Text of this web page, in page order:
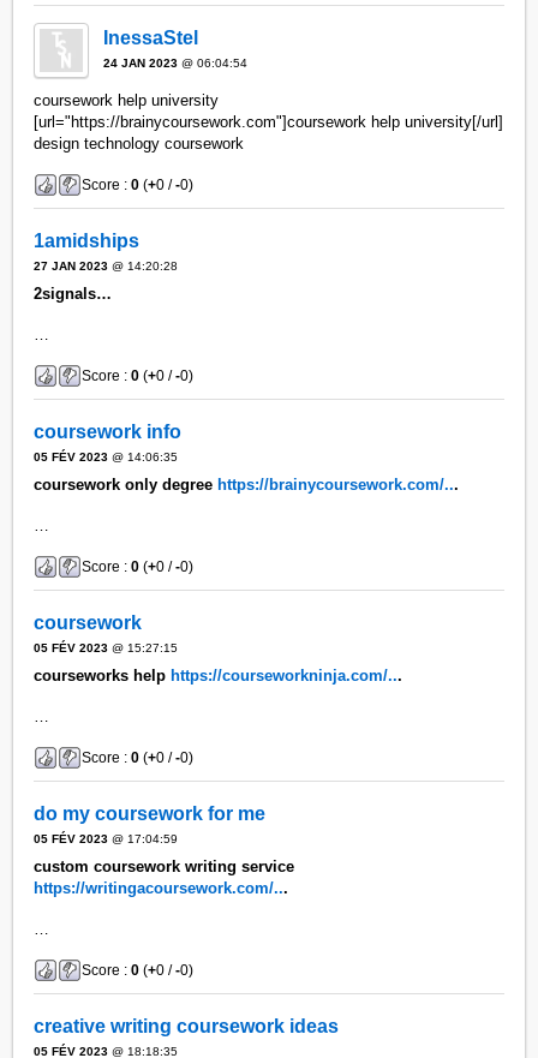
InessaStel
24 JAN 2023 @ 06:04:54
coursework help university
[url="https://brainycoursework.com"]coursework help university[/url]
design technology coursework
Score :0 (+0 /-0)
1amidships
27 JAN 2023 @ 14:20:28
2signals…
Score :0 (+0 /-0)
coursework info
05 FÉV 2023 @ 14:06:35
coursework only degree https://brainycoursework.com/...
Score :0 (+0 /-0)
coursework
05 FÉV 2023 @ 15:27:15
courseworks help https://courseworkninja.com/...
Score :0 (+0 /-0)
do my coursework for me
05 FÉV 2023 @ 17:04:59
custom coursework writing service
https://writingacoursework.com/...
Score :0 (+0 /-0)
creative writing coursework ideas
05 FÉV 2023 @ 18:18:35